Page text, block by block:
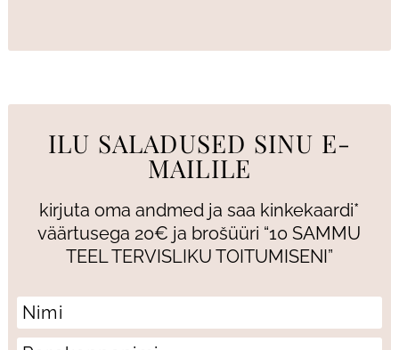
ILU SALADUSED SINU E-
MAILILE
kirjuta oma andmed ja saa kinkekaardi*
väärtusega 20€ ja brošüüri “10 SAMMU
TEEL TERVISLIKU TOITUMISENI”